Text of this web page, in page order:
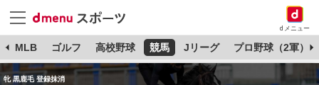
dメニュー
MLB ゴルフ 高校野球 競馬 Jリーグ プロ野球（2軍）
牝 黒鹿毛 登録抹消